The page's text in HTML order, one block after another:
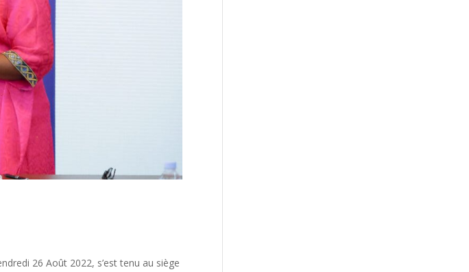
26 Août 2022, s’est tenu au siège